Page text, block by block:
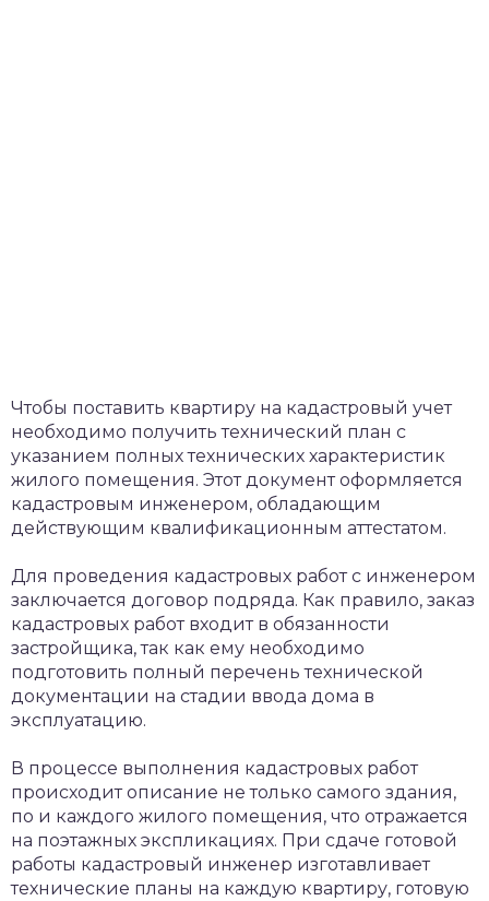
Чтобы поставить квартиру на кадастровый учет
необходимо получить технический план с
указанием полных технических характеристик
жилого помещения. Этот документ оформляется
кадастровым инженером, обладающим
действующим квалификационным аттестатом.
Для проведения кадастровых работ с инженером
заключается договор подряда. Как правило, заказ
кадастровых работ входит в обязанности
застройщика, так как ему необходимо
подготовить полный перечень технической
документации на стадии ввода дома в
эксплуатацию.
В процессе выполнения кадастровых работ
происходит описание не только самого здания,
по и каждого жилого помещения, что отражается
на поэтажных экспликациях. При сдаче готовой
работы кадастровый инженер изготавливает
технические планы на каждую квартиру, готовую